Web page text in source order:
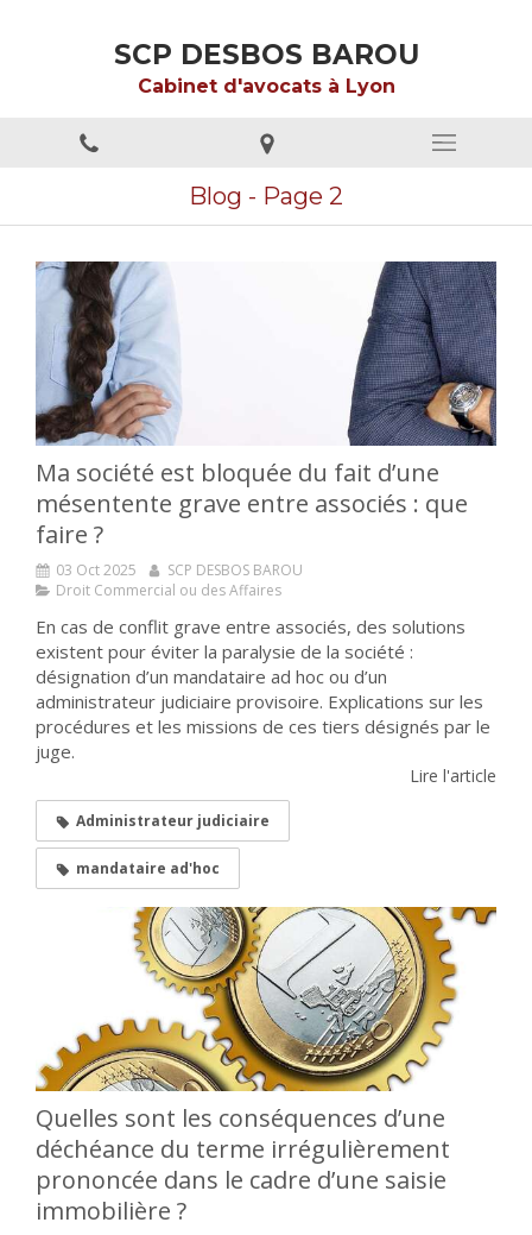
SCP DESBOS BAROU
Cabinet d'avocats à Lyon
Blog - Page 2
Ma société est bloquée du fait d’une
mésentente grave entre associés : que
faire ?
03 Oct 2025
SCP DESBOS BAROU
Droit Commercial ou des Affaires
En cas de conflit grave entre associés, des solutions
existent pour éviter la paralysie de la société :
désignation d’un mandataire ad hoc ou d’un
administrateur judiciaire provisoire. Explications sur les
procédures et les missions de ces tiers désignés par le
juge.
Lire l'article
Administrateur judiciaire
mandataire ad'hoc
Quelles sont les conséquences d’une
déchéance du terme irrégulièrement
prononcée dans le cadre d’une saisie
immobilière ?